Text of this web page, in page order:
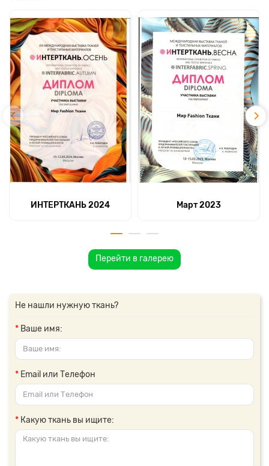
ИНТЕРТКАНЬ 2024 Март 2023
Перейти в галерею
Не нашли нужную ткань?
Ваше имя:
Email или Телефон
Какую ткань вы ищите: